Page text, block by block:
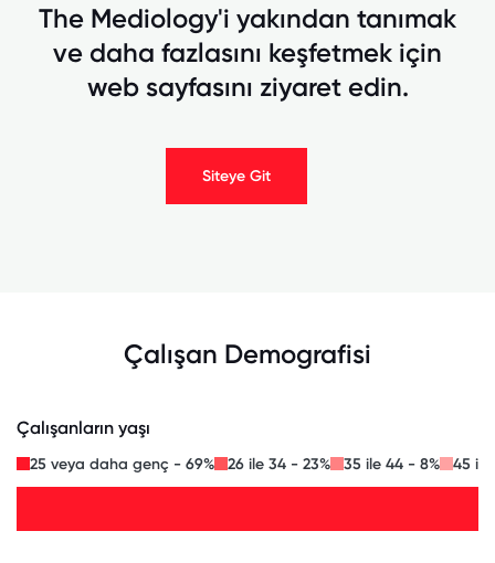
The Mediology'i yakından tanımak
ve daha fazlasını keşfetmek için
web sayfasını ziyaret edin.
Siteye Git
Çalışan Demografisi
Çalışanların yaşı
25 veya daha genç - 69% 26 ile 34 - 23% 35 ile 44 - 8% 45 ile